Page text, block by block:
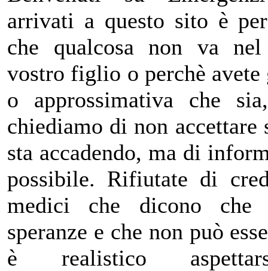
arrivati a questo sito è
che qualcosa non va
vostro figlio o perchè avete
o approssimativa che
chiediamo di non accettare
sta accadendo, ma di
possibile. Rifiutate di
medici che dicono che
speranze e che non può
è realistico